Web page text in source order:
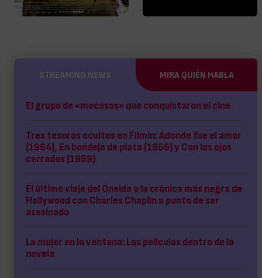
STREAMING NEWS MIRA QUIÉN HABLA
El grupo de «mocosos» que conquistaron el cine
Tres tesoros ocultos en Filmin: Adonde fue el amor
(1964), En bandeja de plata (1966) y Con los ojos
cerrados (1969)
El último viaje del Oneida o la crónica más negra de
Hollywood con Charles Chaplin a punto de ser
asesinado
La mujer en la ventana: Las películas dentro de la
novela